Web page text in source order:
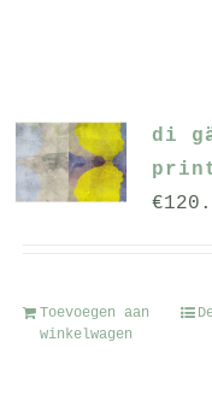
di
€
Toevoegen aan
winkelwagen